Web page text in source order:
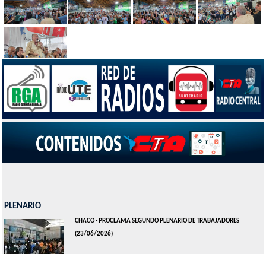
PLENARIO
CHACO - PROCLAMA SEGUNDO PLENARIO DE TRABAJADORES
(23/06/2026)